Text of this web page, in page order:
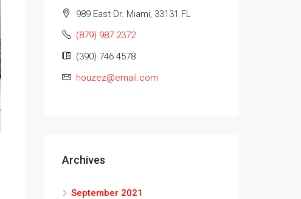
989 East Dr. Miami, 33131 FL
(879) 987 2372
(390) 746 4578
houzez@email.com
Archives
September 2021